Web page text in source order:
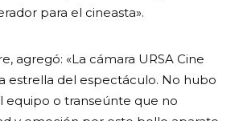
para el cineasta».
agregó: «La cámara URSA Cine
estrella del espectáculo. No hubo
equipo o transeúnte que no